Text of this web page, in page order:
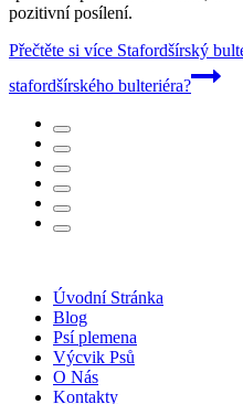
pozitivní posílení.
Přečtěte si více Stafordšírský
stafordšírského bulteriéra?
Úvodní Stránka
Blog
Psí plemena
Výcvik Psů
O Nás
Kontakty